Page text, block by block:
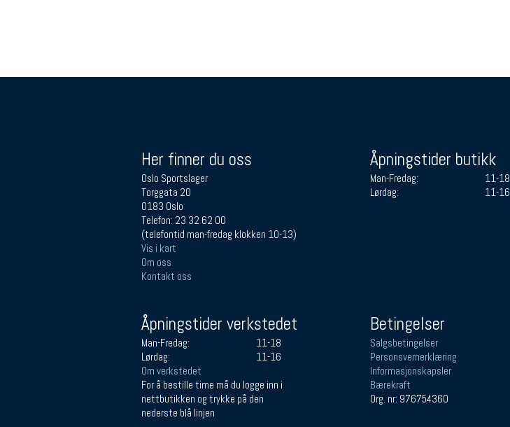
Her finner du oss
Oslo Sportslager
Torggata 20
0183 Oslo
Telefon: 23 32 62 00
(telefontid man-fredag klokken 10-13)
Vis i kart
Om oss
Kontakt oss
Åpningstider butikk
Man-Fredag:
11-18
Lørdag:
11-16
Åpningstider verkstedet
Man-Fredag:
11-18
Lørdag:
11-16
Om verkstedet
For å bestille time må du logge inn i
nettbutikken og trykke på den
nederste blå linjen
Betingelser
Salgsbetingelser
Personsvernerklæring
Informasjonskapsler
Bærekraft
Org. nr: 976754360